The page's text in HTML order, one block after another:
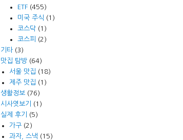
ETF(455)
미국 주식 (1)
코스닥(1)
코스피
(2)
기타 (3)
맛집 탐방 (64)
서울 맛집 (18)
제주 맛집 (1)
생활정보 (76)
시사엿보기
(1)
실제 후기
(5)
가구(2)
과자, 스낵 (15)